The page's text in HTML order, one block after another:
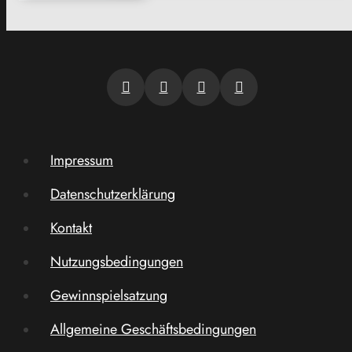
Impressum
Datenschutzerklärung
Kontakt
Nutzungsbedingungen
Gewinnspielsatzung
Allgemeine Geschäftsbedingungen